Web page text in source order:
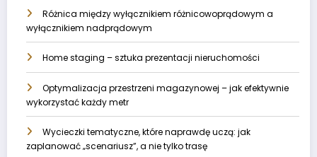
Różnica między wyłącznikiem różnicowoprądowym a
wyłącznikiem nadprądowym
Home staging – sztuka prezentacji nieruchomości
Optymalizacja przestrzeni magazynowej – jak efektywnie
wykorzystać każdy metr
Wycieczki tematyczne, które naprawdę uczą: jak
zaplanować „scenariusz”, a nie tylko trasę